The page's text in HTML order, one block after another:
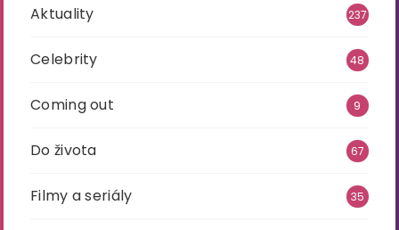
Aktuality 237
Celebrity 48
Coming out 9
Do života 67
Filmy a seriály 35